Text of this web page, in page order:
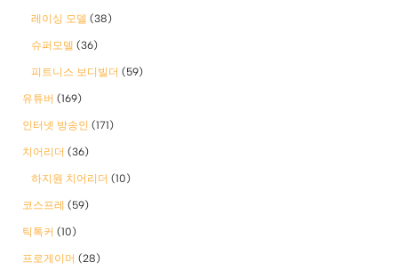
레이싱 모델 (38)
슈퍼모델 (36)
피트니스 보디빌더 (59)
유튜버 (169)
인터넷 방송인 (171)
치어리더 (36)
하지원 치어리더 (10)
코스프레 (59)
틱톡커 (10)
프로게이머 (28)